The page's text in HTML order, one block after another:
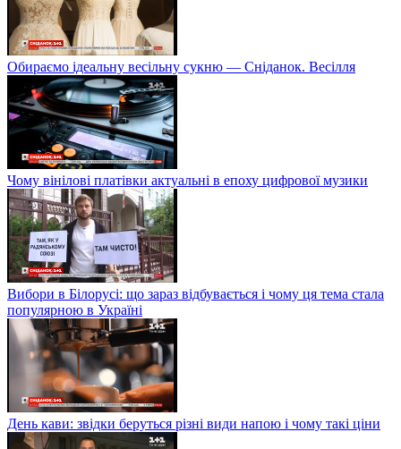
Обираємо ідеальну весільну сукню — Сніданок. Весілля
Чому вінілові платівки актуальні в епоху цифрової музики
Вибори в Білорусі: що зараз відбувається і чому ця тема стала
популярною в Україні
День кави: звідки беруться різні види напою і чому такі ціни